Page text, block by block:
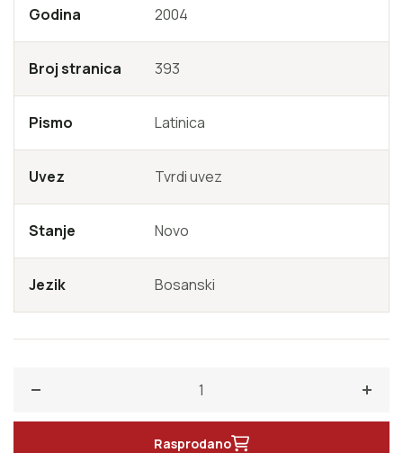
Godina 2004
Broj stranica 393
Pismo Latinica
Uvez Tvrdi uvez
Stanje Novo
Jezik Bosanski
Smanji količinu za Usmena proza Bošnjaka
Rasprodano